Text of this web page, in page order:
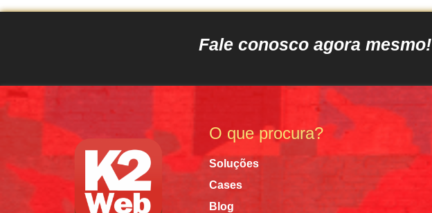
Fale conosco agora mesmo!
O que procura?
Soluções
Cases
Blog